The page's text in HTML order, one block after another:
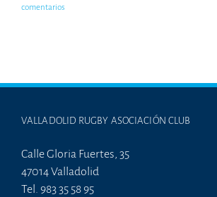
comentarios
VALLADOLID RUGBY ASOCIACIÓN CLUB
Calle Gloria Fuertes, 35
47014 Valladolid
Tel. 983 35 58 95